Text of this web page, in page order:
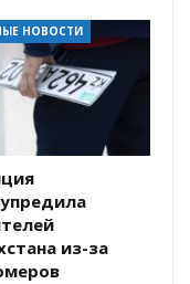
НОВОСТИ
из-за